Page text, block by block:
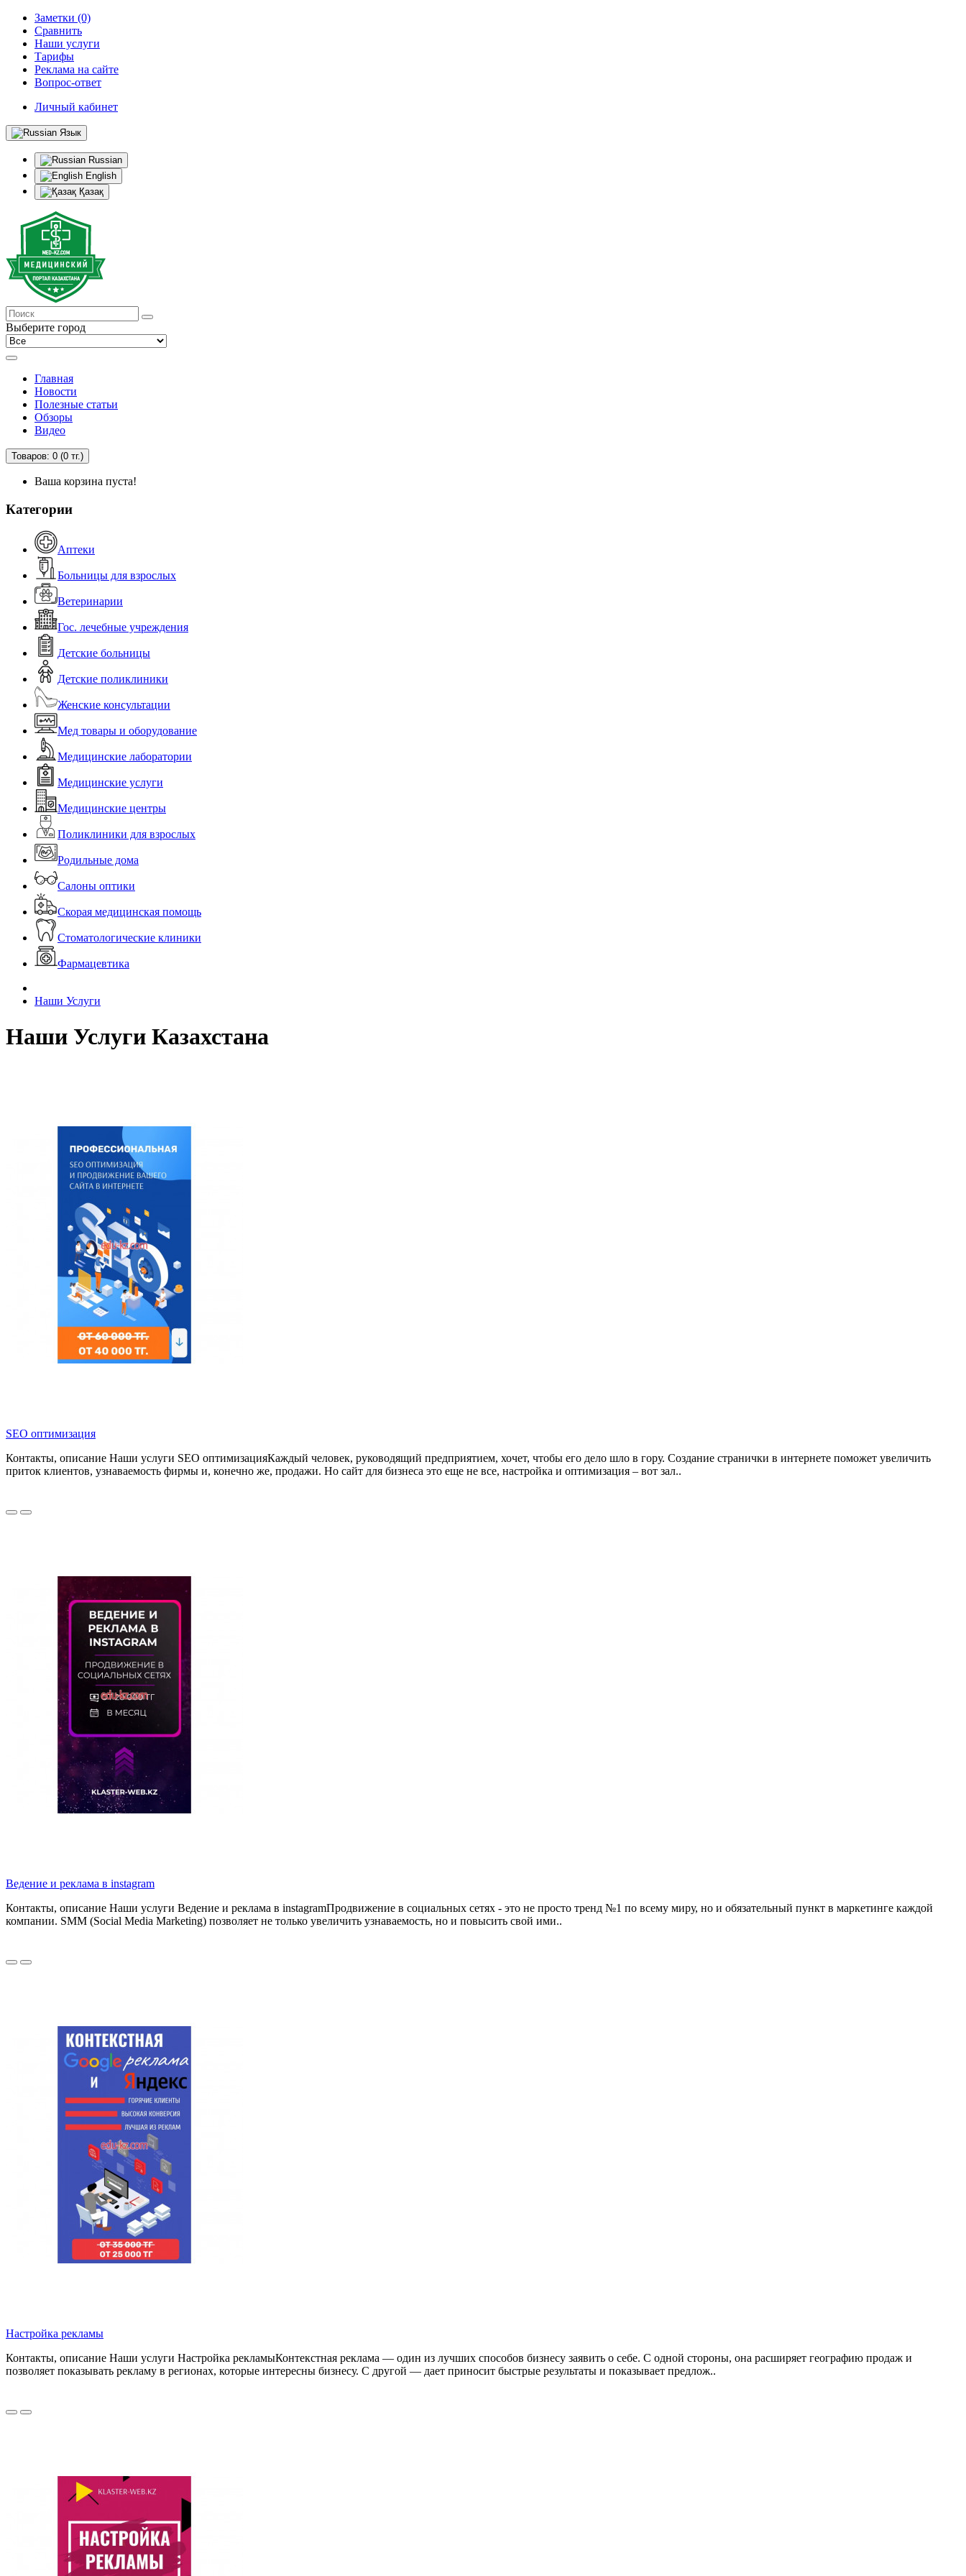
Заметки (0)
Сравнить
Наши услуги
Тарифы
Реклама на сайте
Вопрос-ответ
Личный кабинет
Язык
Russian
English
Қазақ
Выберите город
Главная
Новости
Полезные статьи
Обзоры
Видео
Товаров: 0 (0 тг.)
Ваша корзина пуста!
Категории
Аптеки
Больницы для взрослых
Ветеринарии
Гос. лечебные учреждения
Детские больницы
Детские поликлиники
Женские консультации
Мед товары и оборудование
Медицинские лаборатории
Медицинские услуги
Медицинские центры
Поликлиники для взрослых
Родильные дома
Салоны оптики
Скорая медицинская помощь
Стоматологические клиники
Фармацевтика
Наши Услуги
Наши Услуги Казахстана
SEO оптимизация
Контакты, описание Наши услуги SEO оптимизацияКаждый человек, руководящий предприятием, хочет, чтобы его дело шло в гору. Создание странички в интернете поможет увеличить
приток клиентов, узнаваемость фирмы и, конечно же, продажи. Но сайт для бизнеса это еще не все, настройка и оптимизация – вот зал..
Ведение и реклама в instagram
Контакты, описание Наши услуги Ведение и реклама в instagramПродвижение в социальных сетях - это не просто тренд №1 по всему миру, но и обязательный пункт в маркетинге каждой
компании. SMM (Social Media Marketing) позволяет не только увеличить узнаваемость, но и повысить свой ими..
Настройка рекламы
Контакты, описание Наши услуги Настройка рекламыКонтекстная реклама — один из лучших способов бизнесу заявить о себе. С одной стороны, она расширяет географию продаж и
позволяет показывать рекламу в регионах, которые интересны бизнесу. С другой — дает приносит быстрые результаты и показывает предлож..